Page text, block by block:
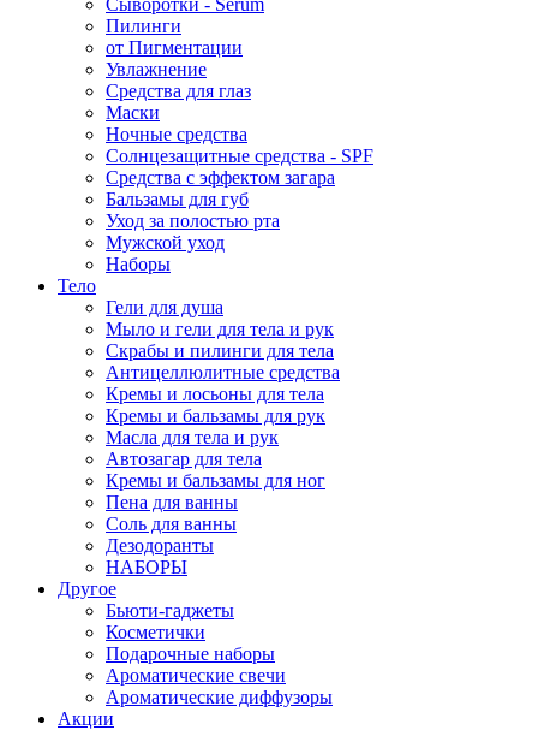
Сыворотки - Serum
Пилинги
от Пигментации
Увлажнение
Средства для глаз
Маски
Ночные средства
Солнцезащитные средства - SPF
Средства c эффектом загара
Бальзамы для губ
Уход за полостью рта
Мужской уход
Наборы
Тело
Гели для душа
Мыло и гели для тела и рук
Скрабы и пилинги для тела
Антицеллюлитные средства
Кремы и лосьоны для тела
Кремы и бальзамы для рук
Масла для тела и рук
Автозагар для тела
Кремы и бальзамы для ног
Пена для ванны
Соль для ванны
Дезодоранты
НАБОРЫ
Другое
Бьюти-гаджеты
Косметички
Подарочные наборы
Ароматические свечи
Ароматические диффузоры
Акции